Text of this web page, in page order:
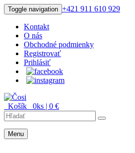
Toggle navigation +421 911 610 929
Kontakt
O nás
Obchodné podmienky
Registrovať
Prihlásiť
Košík 0ks | 0 €
Menu